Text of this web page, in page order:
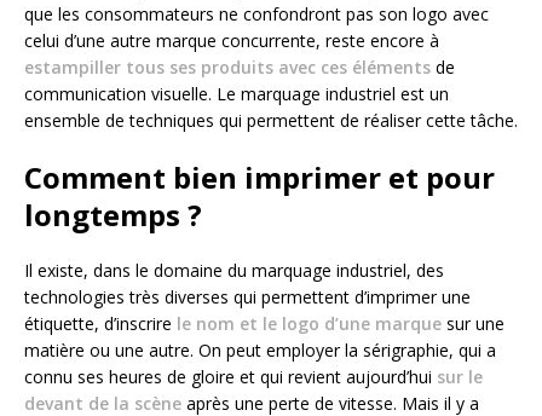
que les consommateurs ne confondront pas son logo avec
celui d’une autre marque concurrente, reste encore à
estampiller tous ses produits avec ces éléments de
communication visuelle. Le marquage industriel est un
ensemble de techniques qui permettent de réaliser cette tâche.
Comment bien imprimer et pour
longtemps ?
Il existe, dans le domaine du marquage industriel, des
technologies très diverses qui permettent d’imprimer une
étiquette, d’inscrire le nom et le logo d’une marque sur une
matière ou une autre. On peut employer la sérigraphie, qui a
connu ses heures de gloire et qui revient aujourd’hui sur le
devant de la scène après une perte de vitesse. Mais il y a